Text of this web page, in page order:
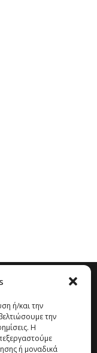
ή/και την
την
Η
ή μοναδικά